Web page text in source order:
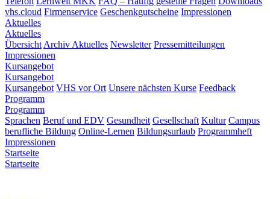
vhs.cloud Firmenservice Geschenkgutscheine Impressionen
Aktuelles
Aktuelles
Übersicht Archiv Aktuelles Newsletter Pressemitteilungen
Impressionen
Kursangebot
Kursangebot
Kursangebot VHS vor Ort Unsere nächsten Kurse Feedback
Programm
Programm
Sprachen Beruf und EDV Gesundheit Gesellschaft Kultur Campus
berufliche Bildung Online-Lernen Bildungsurlaub Programmheft
Impressionen
Startseite
Startseite